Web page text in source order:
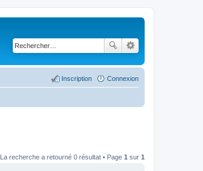
Connexion
Inscription
La recherche a retourné 0 résultat • Page 1 sur 1